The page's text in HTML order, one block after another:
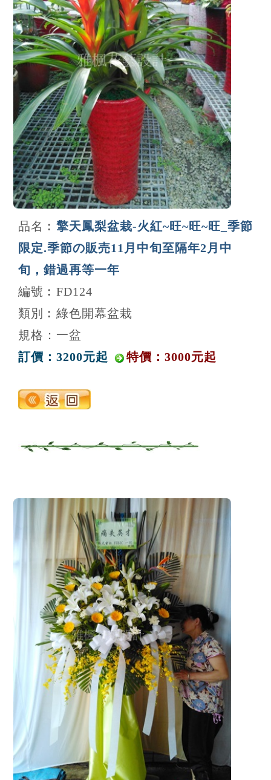
品名︰擎天鳳梨盆栽-火紅~旺~旺~旺_季節
限定.季節の販売11月中旬至隔年2月中
旬，錯過再等一年
編號︰FD124
類別︰綠色開幕盆栽
規格：一盆
訂價：3200元起
特價：3000元起